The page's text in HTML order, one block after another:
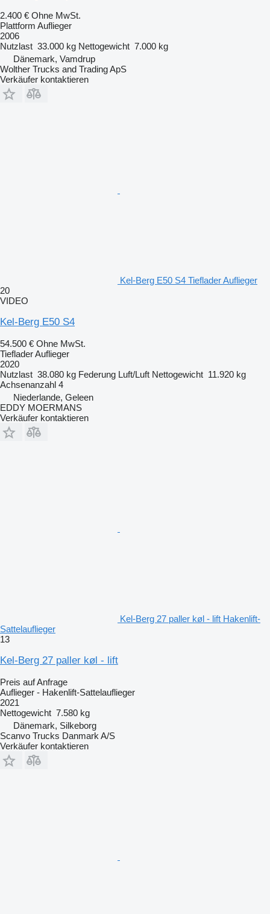
2.400 € Ohne MwSt.
Plattform Auflieger
2006
Nutzlast 33.000 kg Nettogewicht 7.000 kg
Dänemark, Vamdrup
Wolther Trucks and Trading ApS
Verkäufer kontaktieren
Kel-Berg E50 S4 Tieflader Auflieger
20
VIDEO
Kel-Berg E50 S4
54.500 € Ohne MwSt.
Tieflader Auflieger
2020
Nutzlast 38.080 kg Federung Luft/Luft Nettogewicht 11.920 kg
Achsenanzahl 4
Niederlande, Geleen
EDDY MOERMANS
Verkäufer kontaktieren
Kel-Berg 27 paller køl - lift Hakenlift-
Sattelauflieger
13
Kel-Berg 27 paller køl - lift
Preis auf Anfrage
Auflieger - Hakenlift-Sattelauflieger
2021
Nettogewicht 7.580 kg
Dänemark, Silkeborg
Scanvo Trucks Danmark A/S
Verkäufer kontaktieren